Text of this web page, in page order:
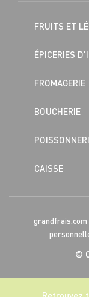
FRUITS ET
ÉPICERIES
FROMAGERIE
BOUCHERIE
CAISSE
grandfrais.com
©